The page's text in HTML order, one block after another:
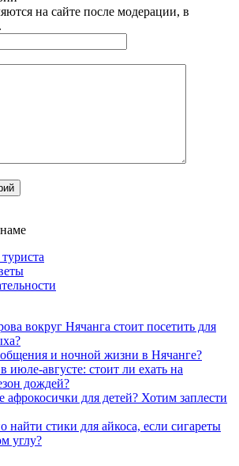
на сайте после модерации, в
вокруг Нячанга стоит посетить для
и ночной жизни в Нячанге?
июле-августе: стоит ли ехать на
дождей?
афрокосички для детей? Хотим заплести
найти стики для айкоса, если сигареты
углу?